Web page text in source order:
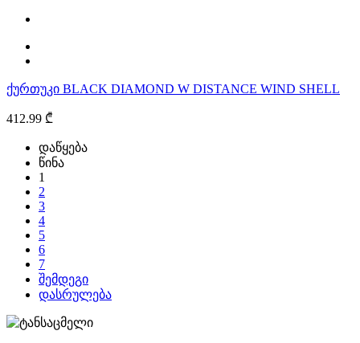
ქურთუკი BLACK DIAMOND W DISTANCE WIND SHELL
412.99 ₾
დაწყება
წინა
1
2
3
4
5
6
7
შემდეგი
დასრულება